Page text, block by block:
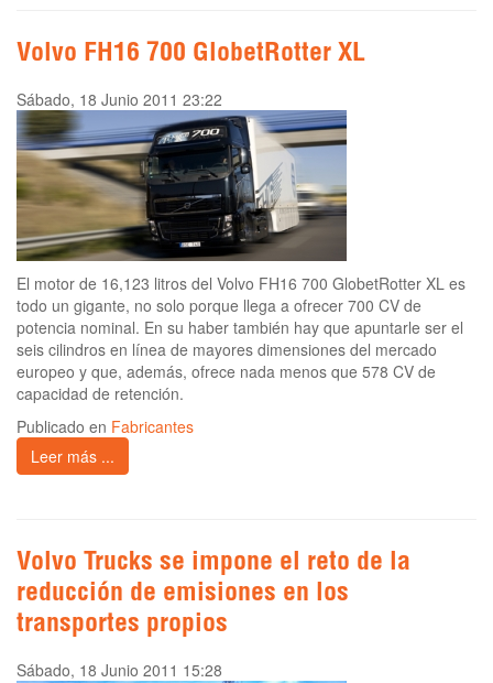
Volvo FH16 700 GlobetRotter XL
Sábado, 18 Junio 2011 23:22
El motor de 16,123 litros del Volvo FH16 700 GlobetRotter XL es
todo un gigante, no solo porque llega a ofrecer 700 CV de
potencia nominal. En su haber también hay que apuntarle ser el
seis cilindros en línea de mayores dimensiones del mercado
europeo y que, además, ofrece nada menos que 578 CV de
capacidad de retención.
Publicado en Fabricantes
Leer más ...
Volvo Trucks se impone el reto de la
reducción de emisiones en los
transportes propios
Sábado, 18 Junio 2011 15:28